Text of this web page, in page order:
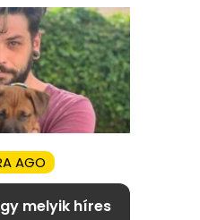
AGO
melyik híres